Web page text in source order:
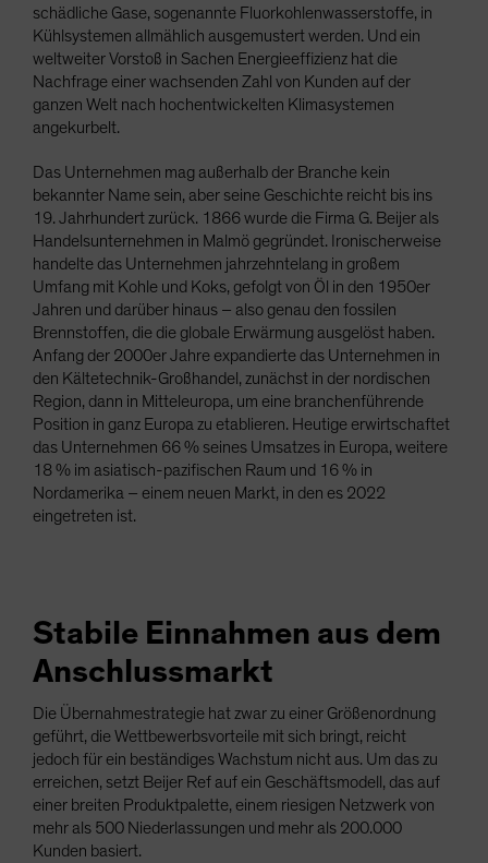
schädliche Gase, sogenannte Fluorkohlenwasserstoffe, in
Kühlsystemen allmählich ausgemustert werden. Und ein
weltweiter Vorstoß in Sachen Energieeffizienz hat die
Nachfrage einer wachsenden Zahl von Kunden auf der
ganzen Welt nach hochentwickelten Klimasystemen
angekurbelt.
Das Unternehmen mag außerhalb der Branche kein
bekannter Name sein, aber seine Geschichte reicht bis ins
19. Jahrhundert zurück. 1866 wurde die Firma G. Beijer als
Handelsunternehmen in Malmö gegründet. Ironischerweise
handelte das Unternehmen jahrzehntelang in großem
Umfang mit Kohle und Koks, gefolgt von Öl in den 1950er
Jahren und darüber hinaus – also genau den fossilen
Brennstoffen, die die globale Erwärmung ausgelöst haben.
Anfang der 2000er Jahre expandierte das Unternehmen in
den Kältetechnik-Großhandel, zunächst in der nordischen
Region, dann in Mitteleuropa, um eine branchenführende
Position in ganz Europa zu etablieren. Heutige erwirtschaftet
das Unternehmen 66 % seines Umsatzes in Europa, weitere
18 % im asiatisch-pazifischen Raum und 16 % in
Nordamerika – einem neuen Markt, in den es 2022
eingetreten ist.
Stabile Einnahmen aus dem
Anschlussmarkt
Die Übernahmestrategie hat zwar zu einer Größenordnung
geführt, die Wettbewerbsvorteile mit sich bringt, reicht
jedoch für ein beständiges Wachstum nicht aus. Um das zu
erreichen, setzt Beijer Ref auf ein Geschäftsmodell, das auf
einer breiten Produktpalette, einem riesigen Netzwerk von
mehr als 500 Niederlassungen und mehr als 200.000
Kunden basiert.